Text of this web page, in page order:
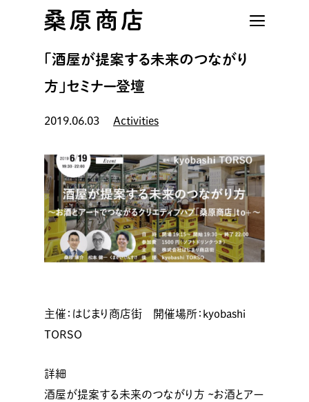
「酒屋が提案する未来のつながり
方」セミナー登壇
2019.06.03 Activities
主催：はじまり商店街 開催場所：kyobashi
TORSO
詳細
酒屋が提案する未来のつながり方 ~お酒とアー